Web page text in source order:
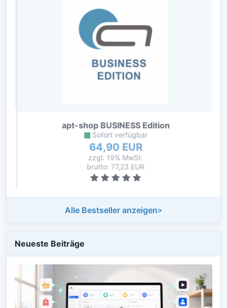
apt-shop BUSINESS Edition
Sofort verfügbar
64,90 EUR
zzgl. 19% MwSt.
brutto: 77,23 EUR
Alle Bestseller anzeigen
Neueste Beiträge